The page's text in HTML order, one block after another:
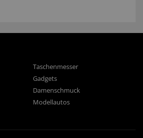
Taschenmesser
Gadgets
Damenschmuck
Modellautos